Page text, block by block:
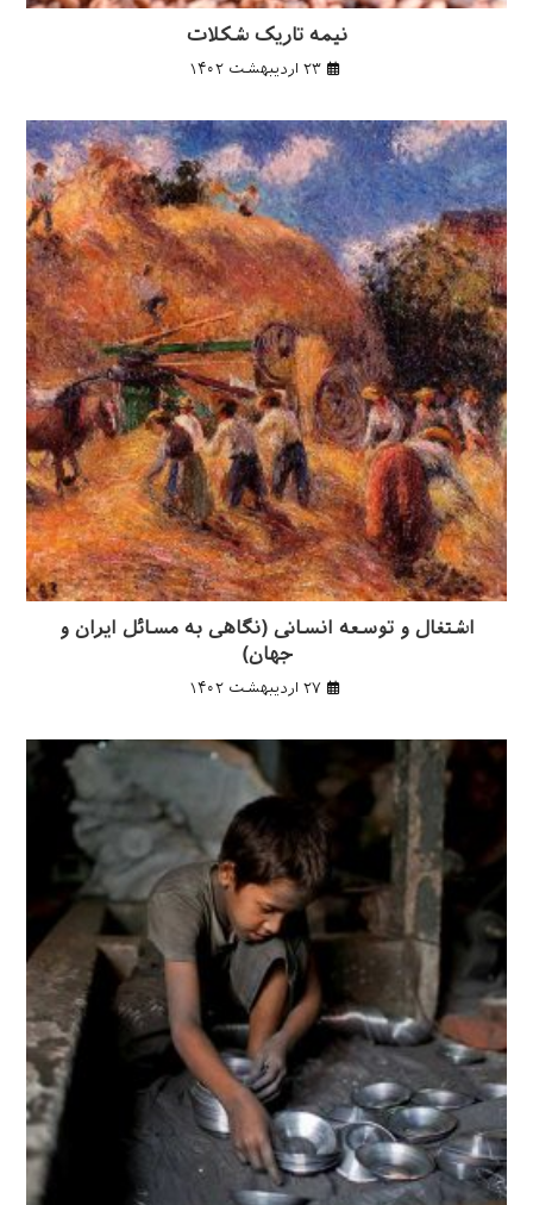
نیمه تاریک شکلات
۲۳ اردیبهشت ۱۴۰۲
اشتغال و توسعه انسانی (نگاهی به مسائل ایران و
جهان)
۲۷ اردیبهشت ۱۴۰۲